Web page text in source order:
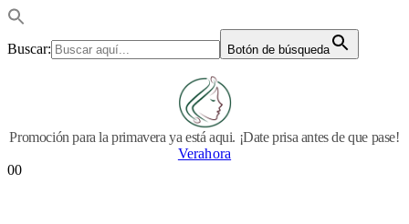
Buscar: Botón de búsqueda
Promoción para la primavera ya está aqui. ¡Date prisa antes de que pase!
Verahora
00